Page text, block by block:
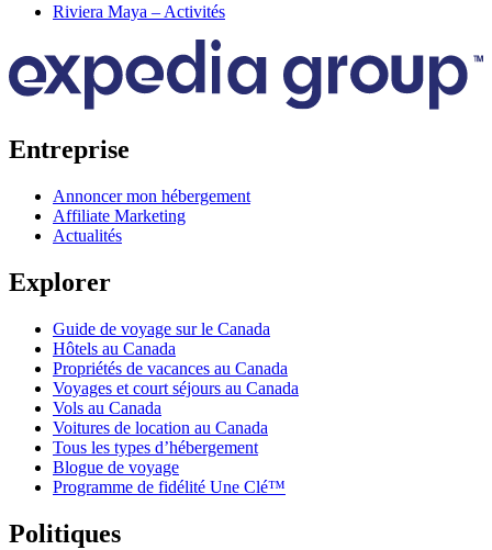
Riviera Maya – Activités
Entreprise
Annoncer mon hébergement
Affiliate Marketing
Actualités
Explorer
Guide de voyage sur le Canada
Hôtels au Canada
Propriétés de vacances au Canada
Voyages et court séjours au Canada
Vols au Canada
Voitures de location au Canada
Tous les types d’hébergement
Blogue de voyage
Programme de fidélité Une Clé™
Politiques